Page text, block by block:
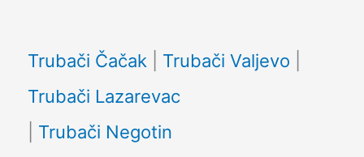
Trubači Čačak Trubači Valjevo
Trubači Lazarevac
Trubači Negotin